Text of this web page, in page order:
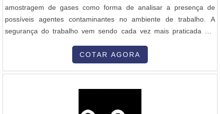
amostragem de gases como forma de analisar a presença de
possíveis agentes contaminantes no ambiente de trabalho. A
segurança do trabalho vem sendo cada vez mais praticada por
segurança de seus colaboradores em atividade, seja ela qual for.
Na indústria, em diversas áreas, diferentes tipos de pós e gases
COTAR AGORA